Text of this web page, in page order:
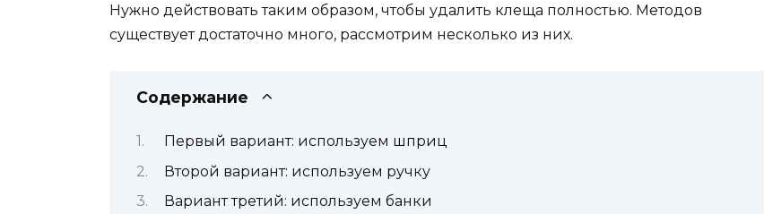
Нужно действовать таким образом, чтобы удалить клеща полностью. Методов
существует достаточно много, рассмотрим несколько из них.
Содержание
Первый вариант: используем шприц
Второй вариант: используем ручку
Вариант третий: используем банки